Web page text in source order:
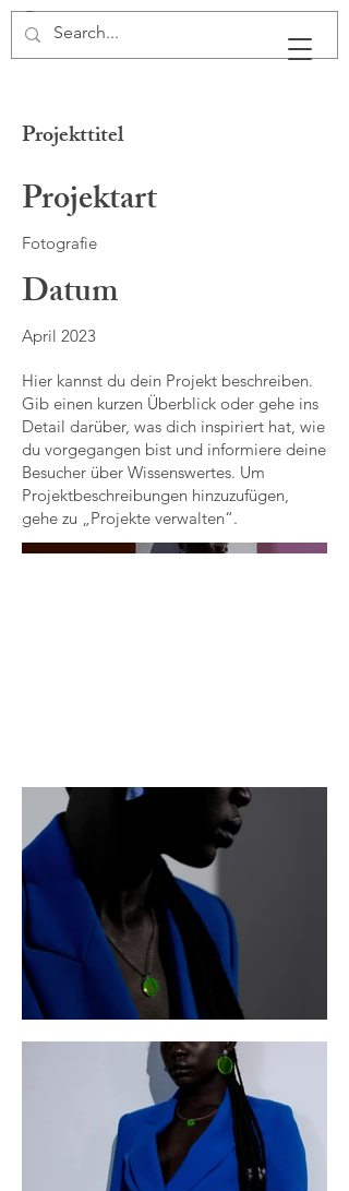
Projekttitel
Projektart
Fotografie
Datum
April 2023
Hier kannst du dein Projekt beschreiben.
Gib einen kurzen Überblick oder gehe ins
Detail darüber, was dich inspiriert hat, wie
du vorgegangen bist und informiere deine
Besucher über Wissenswertes. Um
Projektbeschreibungen hinzuzufügen,
gehe zu „Projekte verwalten“.